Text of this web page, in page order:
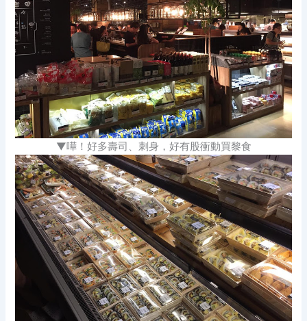
▼嘩！好多壽司、刺身，好有股衝動買黎食